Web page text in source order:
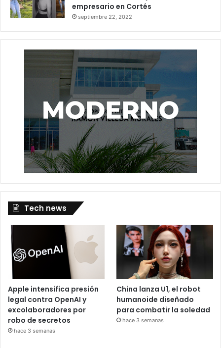
empresario en Cortés
septiembre 22, 2022
Tech news
Apple intensifica presión
legal contra OpenAI y
excolaboradores por
robo de secretos
hace 3 semanas
China lanza U1, el robot
humanoide diseñado
para combatir la soledad
hace 3 semanas